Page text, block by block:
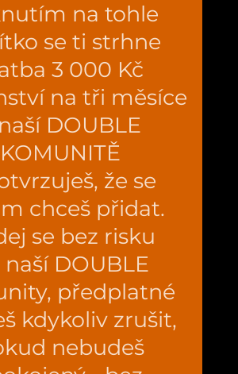
na tohle
se ti strhne
3 000 Kč
na tři měsíce
DOUBLE
KOMUNITĚ
že se
chceš přidat.
se bez risku
DOUBLE
předplatné
kdykoliv zrušit,
nebudeš